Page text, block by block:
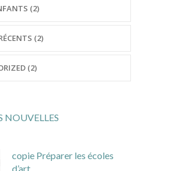
(2)
(2)
(2)
NOUVELLES
copie Préparer les écoles
d’art